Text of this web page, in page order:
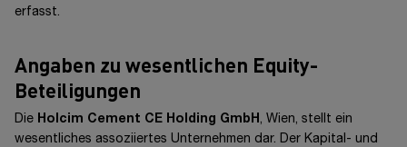
erfasst.
Angaben zu wesentlichen Equity-
Beteiligungen
Die Holcim Cement CE Holding GmbH, Wien, stellt ein
wesentliches assoziiertes Unternehmen dar. Der Kapital- und